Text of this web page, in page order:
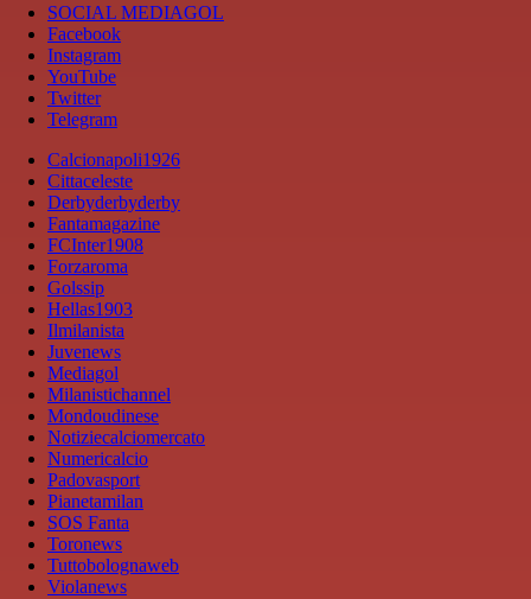
SOCIAL MEDIAGOL
Facebook
Instagram
YouTube
Twitter
Telegram
Calcionapoli1926
Cittaceleste
Derbyderbyderby
Fantamagazine
FCInter1908
Forzaroma
Golssip
Hellas1903
Ilmilanista
Juvenews
Mediagol
Milanistichannel
Mondoudinese
Notiziecalciomercato
Numericalcio
Padovasport
Pianetamilan
SOS Fanta
Toronews
Tuttobolognaweb
Violanews